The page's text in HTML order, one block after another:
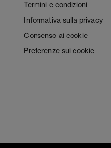
Termini e condizioni
Informativa sulla privacy
Consenso ai cookie
Preferenze sui cookie